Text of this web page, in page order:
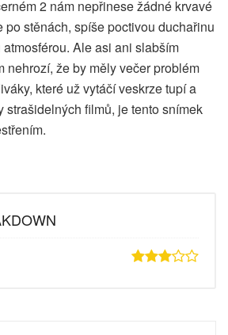
2 nám nepřinese žádné krvavé
po stěnách, spíše poctivou duchařinu
atmosférou. Ale asi ani slabším
nehrozí, že by měly večer problém
které už vytáčí veskrze tupí a
strašidelných filmů, je tento snímek